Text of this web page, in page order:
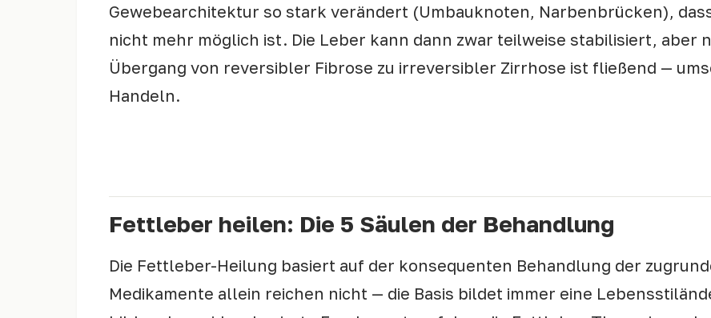
Gewebearchitektur so stark verändert (Umbauknoten, Narbenbrücken),
nicht mehr möglich ist. Die Leber kann dann zwar teilweise stabilisiert, aber
Übergang von reversibler Fibrose zu irreversibler Zirrhose ist fließend —
Handeln.
Fettleber heilen: Die 5 Säulen der Behandlung
Die Fettleber-Heilung basiert auf der konsequenten Behandlung der
Medikamente allein reichen nicht — die Basis bildet immer eine